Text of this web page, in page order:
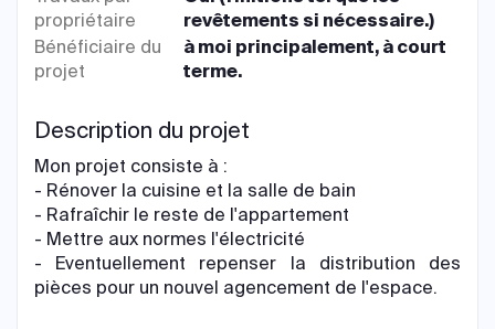
propriétaire
revêtements si nécessaire.)
Bénéficiaire du
projet
à moi principalement, à court
terme.
Description du projet
Mon projet consiste à :
- Rénover la cuisine et la salle de bain
- Rafraîchir le reste de l'appartement
- Mettre aux normes l'électricité
- Eventuellement repenser la distribution des
pièces pour un nouvel agencement de l'espace.